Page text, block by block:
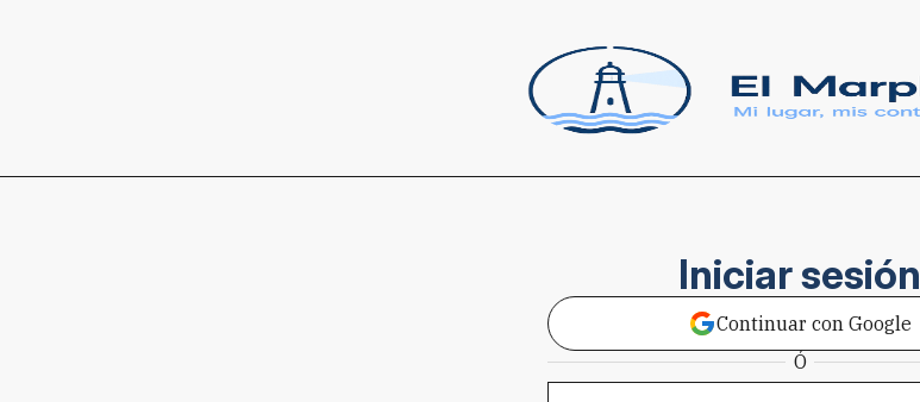
Iniciar sesión
Continuar con Google
Ó